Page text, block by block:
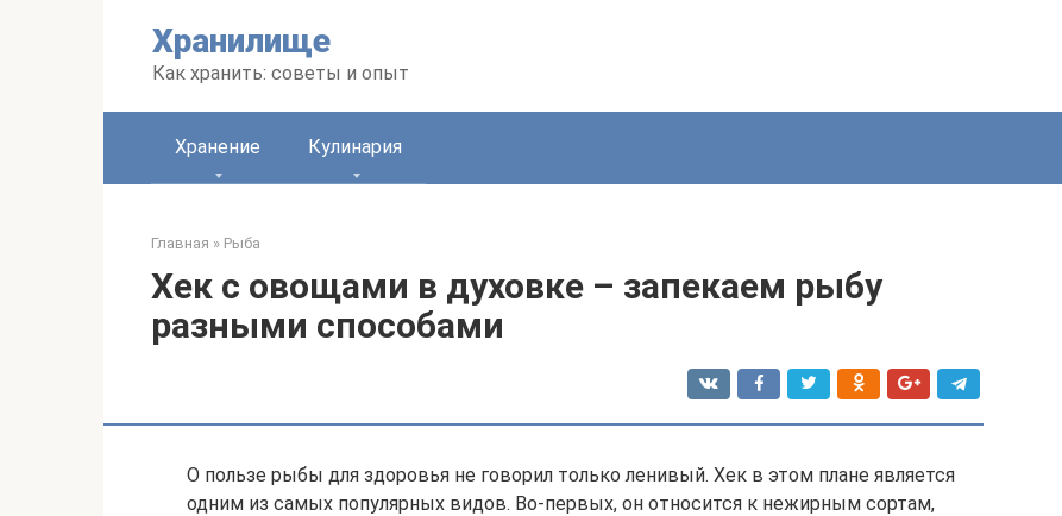
Хранилище
Как хранить: советы и опыт
Хранение Кулинария
Главная » Рыба
Хек с овощами в духовке – запекаем рыбу
разными способами
О пользе рыбы для здоровья не говорил только ленивый. Хек в этом плане является
одним из самых популярных видов. Во-первых, он относится к нежирным сортам,